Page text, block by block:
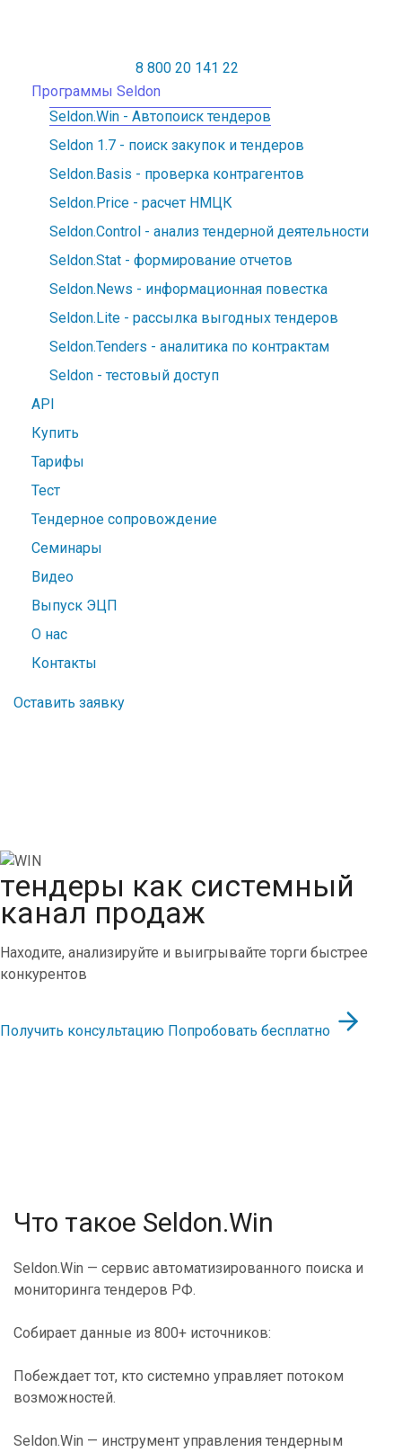
8 800 20 141 22
Программы Seldon
Seldon.Win - Автопоиск тендеров
Seldon 1.7 - поиск закупок и тендеров
Seldon.Basis - проверка контрагентов
Seldon.Price - расчет НМЦК
Seldon.Control - анализ тендерной деятельности
Seldon.Stat - формирование отчетов
Seldon.News - информационная повестка
Seldon.Lite - рассылка выгодных тендеров
Seldon.Tenders - аналитика по контрактам
Seldon - тестовый доступ
API
Купить
Тарифы
Тест
Тендерное сопровождение
Семинары
Видео
Выпуск ЭЦП
О нас
Контакты
Оставить заявку
тендеры как системный
канал продаж
Находите, анализируйте и выигрывайте торги быстрее
конкурентов
Получить консультацию Попробовать бесплатно
Что такое Seldon.Win
Seldon.Win — сервис автоматизированного поиска и
мониторинга тендеров РФ.
Собирает данные из 800+ источников:
Побеждает тот, кто системно управляет потоком
возможностей.
Seldon.Win — инструмент управления тендерным